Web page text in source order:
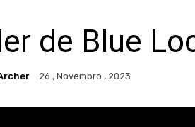
de Blue
26 , Novembro , 2023